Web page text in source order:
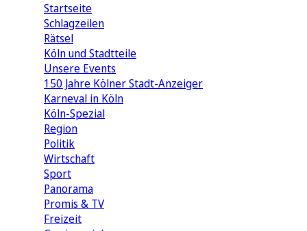
Startseite
Schlagzeilen
Rätsel
Köln und Stadtteile
Unsere Events
150 Jahre Kölner Stadt-Anzeiger
Karneval in Köln
Köln-Spezial
Region
Politik
Wirtschaft
Sport
Panorama
Promis & TV
Freizeit